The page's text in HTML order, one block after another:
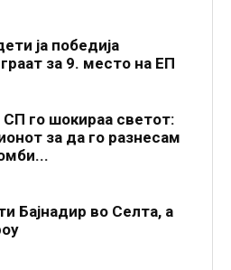
ја победија
за 9. место на ЕП
го шокираа светот:
за да го разнесам
Бајнадир во Селта, а